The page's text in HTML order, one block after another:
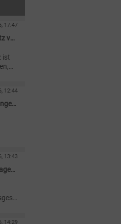
17:47
vor
ist
12:44
13:43
14:29